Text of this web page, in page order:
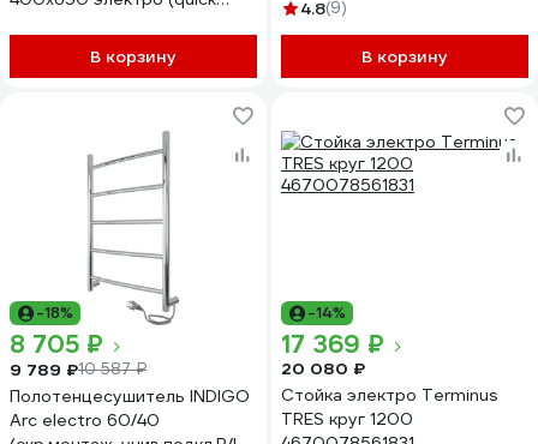
В корзину
4.8(9)
В корзину
-18%
8 705 ₽
9 789 ₽10 587 ₽
Полотенцесушитель INDIGO
Arc electro 60/40
-14%
17 369 ₽
20 080 ₽
Стойка электро Terminus
TRES круг 1200